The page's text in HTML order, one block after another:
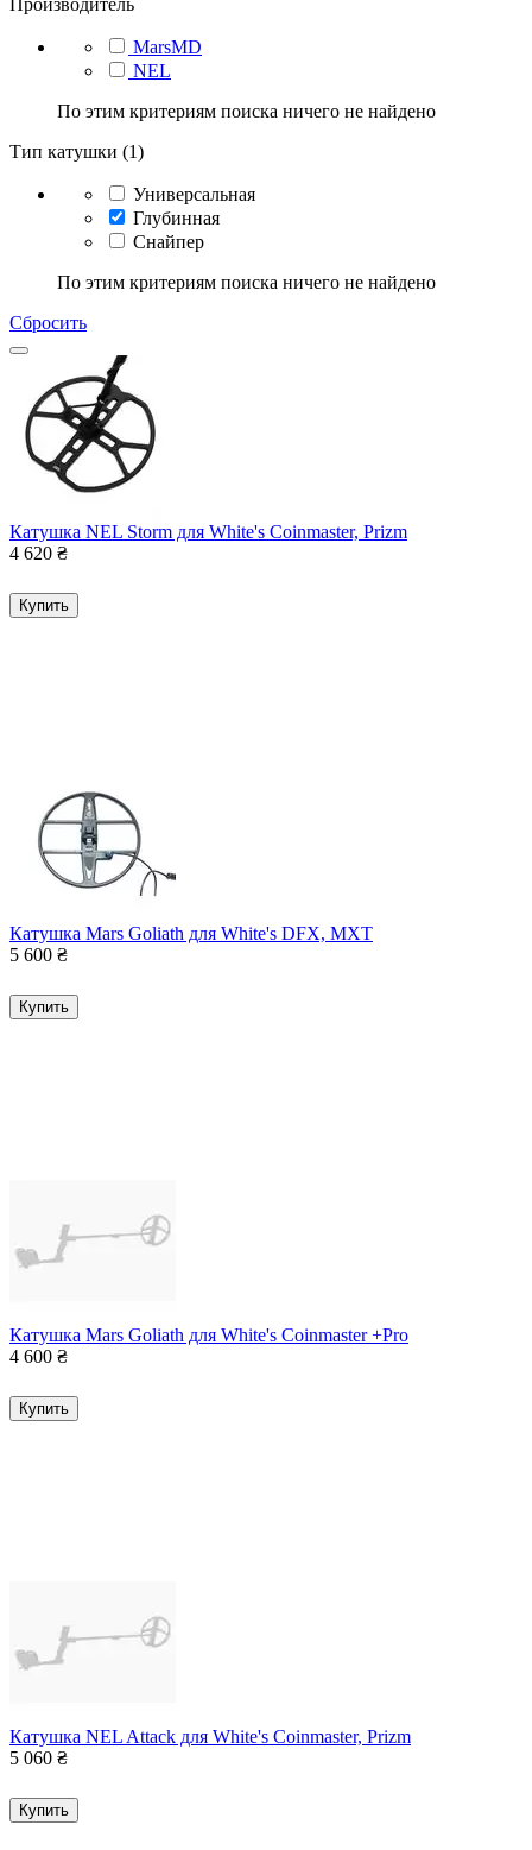
MarsMD
NEL
По этим критериям поиска ничего не найдено
Тип катушки (1)
Универсальная
Глубинная
Снайпер
По этим критериям поиска ничего не найдено
Сбросить
Катушка NEL Storm для White's Coinmaster, Prizm
4 620 ₴
Купить
Катушка Mars Goliath для White's DFX, MXT
5 600 ₴
Купить
Катушка Mars Goliath для White's Coinmaster +Pro
4 600 ₴
Купить
Катушка NEL Attack для White's Coinmaster, Prizm
5 060 ₴
Купить